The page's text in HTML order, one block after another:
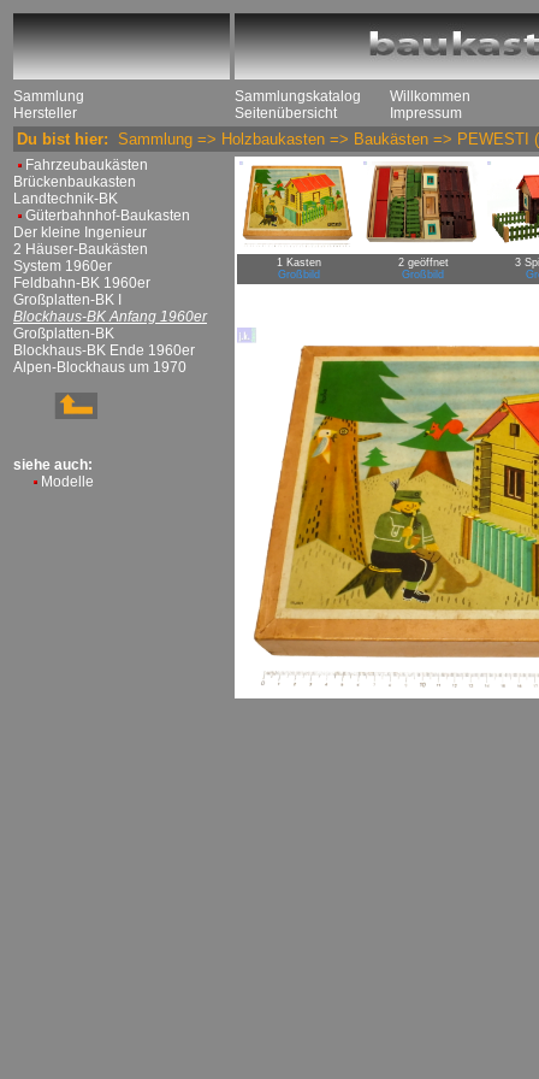
Sammlung
Hersteller
Sammlungskatalog
Seitenübersicht
Willkommen
Impressum
Du bist hier: Sammlung => Holzbaukasten => Baukästen => PEWESTI
Fahrzeubaukästen
Brückenbaukasten
Landtechnik-BK
Güterbahnhof-Baukasten
Der kleine Ingenieur
2 Häuser-Baukästen
System 1960er
Feldbahn-BK 1960er
Großplatten-BK I
Blockhaus-BK Anfang 1960er
Großplatten-BK
Blockhaus-BK Ende 1960er
Alpen-Blockhaus um 1970
siehe auch:
Modelle
1 Kasten
Großbild
2 geöffnet
Großbild
3